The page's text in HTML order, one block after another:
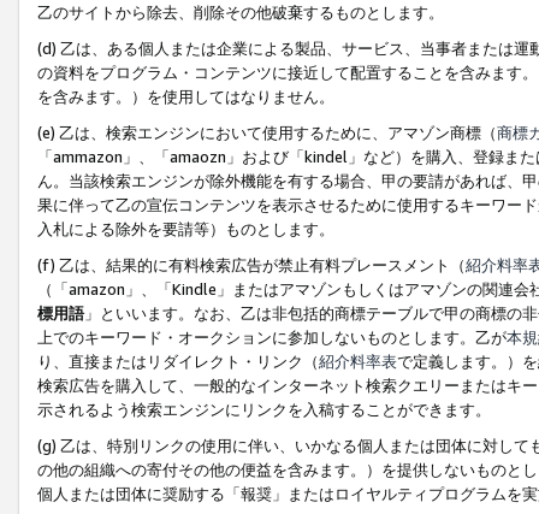
乙のサイトから除去、削除その他破棄するものとします。
(d) 乙は、ある個人または企業による製品、サービス、当事者または
の資料をプログラム・コンテンツに接近して配置することを含みます
を含みます。）を使用してはなりません。
(e) 乙は、検索エンジンにおいて使用するために、アマゾン商標（商標
「ammazon」、「amaozn」および「kindel」など）を購入、登録ま
ん。当該検索エンジンが除外機能を有する場合、甲の要請があれば、
果に伴って乙の宣伝コンテンツを表示させるために使用するキーワー
入札による除外を要請等）ものとします。
(f) 乙は、結果的に有料検索広告が禁止有料プレースメント（紹介料率
（「amazon」、「Kindle」またはアマゾンもしくはアマゾンの関連
標用語」といいます。なお、乙は非包括的商標テーブルで甲の商標の
上でのキーワード・オークションに参加しないものとします。乙が本
り、直接またはリダイレクト・リンク（紹介料率表で定義します。）
検索広告を購入して、一般的なインターネット検索クエリーまたはキ
示されるよう検索エンジンにリンクを入稿することができます。
(g) 乙は、特別リンクの使用に伴い、いかなる個人または団体に対し
の他の組織への寄付その他の便益を含みます。）を提供しないものと
個人または団体に奨励する「報奨」またはロイヤルティプログラムを